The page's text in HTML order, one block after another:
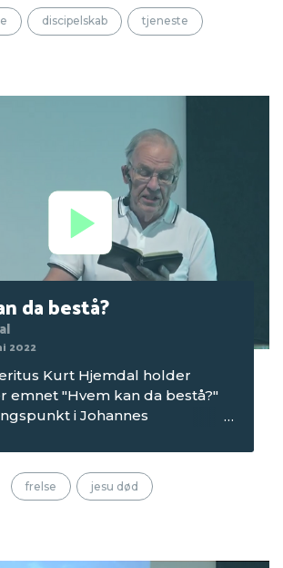
1 i 2022, som blev afholdt
Strand Camping.
discipelskab tjeneste
da bestå?
2022
Kurt Hjemdal holder
emnet "Hvem kan da bestå?"
i Johannes
om tirsdagen på
1 i 2022, som blev afholdt
Strand Camping.
frelse jesu død